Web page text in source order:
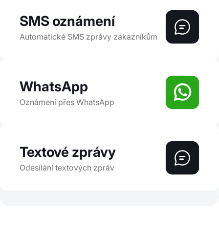
SMS oznámení
Automatické SMS zprávy zákazníkům
WhatsApp
Oznámení přes WhatsApp
Textové zprávy
Odesílání textových zpráv